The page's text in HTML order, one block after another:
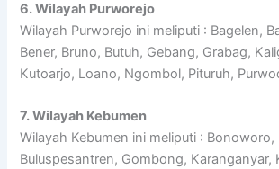
6. Wilayah Purworejo
Wilayah Purworejo ini meliputi : Bagelen,
Bener, Bruno, Butuh, Gebang, Grabag,
Kutoarjo, Loano, Ngombol, Pituruh,
7. Wilayah Kebumen
Wilayah Kebumen ini meliputi : Bonoworo,
Buluspesantren, Gombong, Karanganyar,